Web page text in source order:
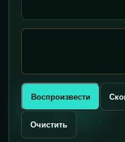
Воспроизвести
Очистить